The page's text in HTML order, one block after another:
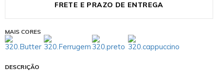
FRETE E PRAZO DE ENTREGA
MAIS CORES
DESCRIÇÃO